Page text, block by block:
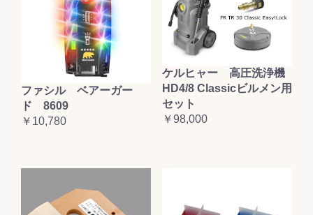
ファシル ベアーガー
ド 8609
￥10,780
ケルヒャー 高圧洗浄機
HD4/8 Classicビルメン用
セット
￥98,000